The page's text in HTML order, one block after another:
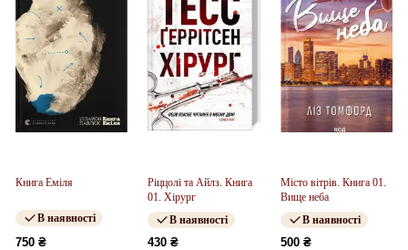
Книга Еміля
В наявності
750 ₴
Ріццолі та Айлз. Книга
01. Хірург
В наявності
430 ₴
Місто вітрів. Книга 01.
Вище неба
В наявності
500 ₴